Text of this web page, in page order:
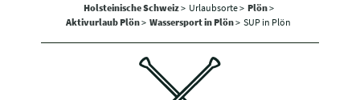
Holsteinische Schweiz> Urlaubsorte > Plön>
Aktivurlaub Plön> Wassersport in Plön> SUP in Plön